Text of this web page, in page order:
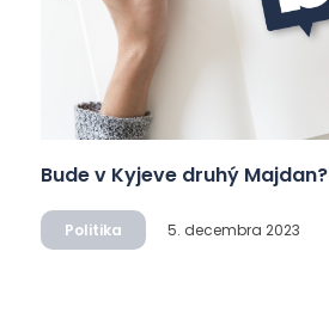
Bude v Kyjeve druhý Majdan?
Politika 5. decembra 2023